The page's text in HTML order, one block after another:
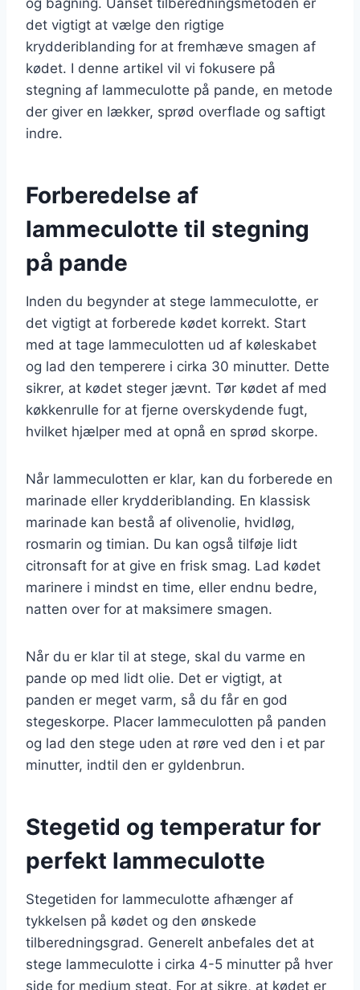
det vigtigt at vælge den rigtige
krydderiblanding for at fremhæve smagen af
kødet. I denne artikel vil vi fokusere på
stegning af lammeculotte på pande, en metode
der giver en lækker, sprød overflade og saftigt
indre.
Forberedelse af
lammeculotte til stegning
på pande
Inden du begynder at stege lammeculotte, er
det vigtigt at forberede kødet korrekt. Start
med at tage lammeculotten ud af køleskabet
og lad den temperere i cirka 30 minutter. Dette
sikrer, at kødet steger jævnt. Tør kødet af med
køkkenrulle for at fjerne overskydende fugt,
hvilket hjælper med at opnå en sprød skorpe.
Når lammeculotten er klar, kan du forberede en
marinade eller krydderiblanding. En klassisk
marinade kan bestå af olivenolie, hvidløg,
rosmarin og timian. Du kan også tilføje lidt
citronsaft for at give en frisk smag. Lad kødet
marinere i mindst en time, eller endnu bedre,
natten over for at maksimere smagen.
Når du er klar til at stege, skal du varme en
pande op med lidt olie. Det er vigtigt, at
panden er meget varm, så du får en god
stegeskorpe. Placer lammeculotten på panden
og lad den stege uden at røre ved den i et par
minutter, indtil den er gyldenbrun.
Stegetid og temperatur for
perfekt lammeculotte
Stegetiden for lammeculotte afhænger af
tykkelsen på kødet og den ønskede
tilberedningsgrad. Generelt anbefales det at
stege lammeculotte i cirka 4-5 minutter på hver
side for medium stegt. For at sikre, at kødet er